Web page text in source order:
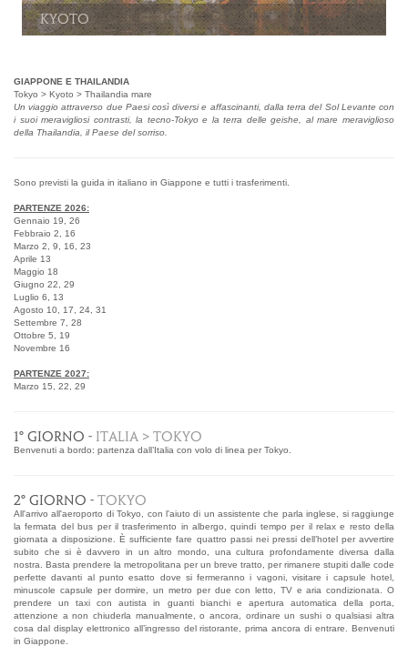
Kyoto
GIAPPONE E THAILANDIA
Tokyo > Kyoto > Thailandia mare
Un viaggio attraverso due Paesi così diversi e affascinanti, dalla terra del Sol Levante con
i suoi meravigliosi contrasti, la tecno-Tokyo e la terra delle geishe, al mare meraviglioso
della Thailandia, il Paese del sorriso.
Sono previsti la guida in italiano in Giappone e tutti i trasferimenti.
PARTENZE 2026:
Gennaio 19, 26
Febbraio 2, 16
Marzo 2, 9, 16, 23
Aprile 13
Maggio 18
Giugno 22, 29
Luglio 6, 13
Agosto 10, 17, 24, 31
Settembre 7, 28
Ottobre 5, 19
Novembre 16
PARTENZE 2027:
Marzo 15, 22, 29
1° GIORNO - ITALIA > TOKYO
Benvenuti a bordo: partenza dall’Italia con volo di linea per Tokyo.
2° GIORNO - TOKYO
All'arrivo all'aeroporto di Tokyo, con l'aiuto di un assistente che parla inglese, si raggiunge
la fermata del bus per il trasferimento in albergo, quindi tempo per il relax e resto della
giornata a disposizione. È sufficiente fare quattro passi nei pressi dell’hotel per avvertire
subito che si è davvero in un altro mondo, una cultura profondamente diversa dalla
nostra. Basta prendere la metropolitana per un breve tratto, per rimanere stupiti dalle code
perfette davanti al punto esatto dove si fermeranno i vagoni, visitare i capsule hotel,
minuscole capsule per dormire, un metro per due con letto, TV e aria condizionata. O
prendere un taxi con autista in guanti bianchi e apertura automatica della porta,
attenzione a non chiuderla manualmente, o ancora, ordinare un sushi o qualsiasi altra
cosa dal display elettronico all’ingresso del ristorante, prima ancora di entrare. Benvenuti
in Giappone.